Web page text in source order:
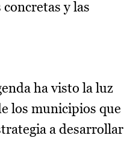
y las
ha visto la luz
los municipios que
a desarrollar